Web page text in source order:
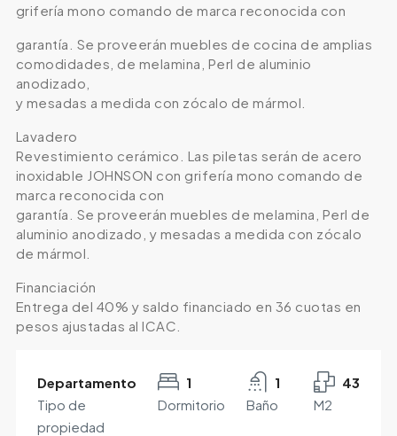
grifería mono comando de marca reconocida con
garantía. Se proveerán muebles de cocina de amplias
comodidades, de melamina, Perl de aluminio
anodizado,
y mesadas a medida con zócalo de mármol.
Lavadero
Revestimiento cerámico. Las piletas serán de acero
inoxidable JOHNSON con grifería mono comando de
marca reconocida con
garantía. Se proveerán muebles de melamina, Perl de
aluminio anodizado, y mesadas a medida con zócalo
de mármol.
Financiación
Entrega del 40% y saldo financiado en 36 cuotas en
pesos ajustadas al ICAC.
Departamento
Tipo de
propiedad
1
Dormitorio
1
Baño
43
M2